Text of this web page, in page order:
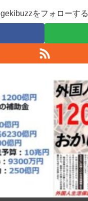
gekibuzzをフォローする